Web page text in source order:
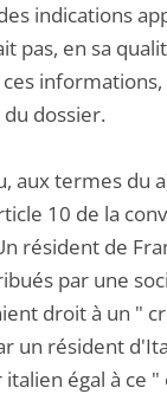
indications
pas, en sa
informations,
dossier.
aux termes du
10 de la
résident de
par une
droit à un "
un résident
égal à ce